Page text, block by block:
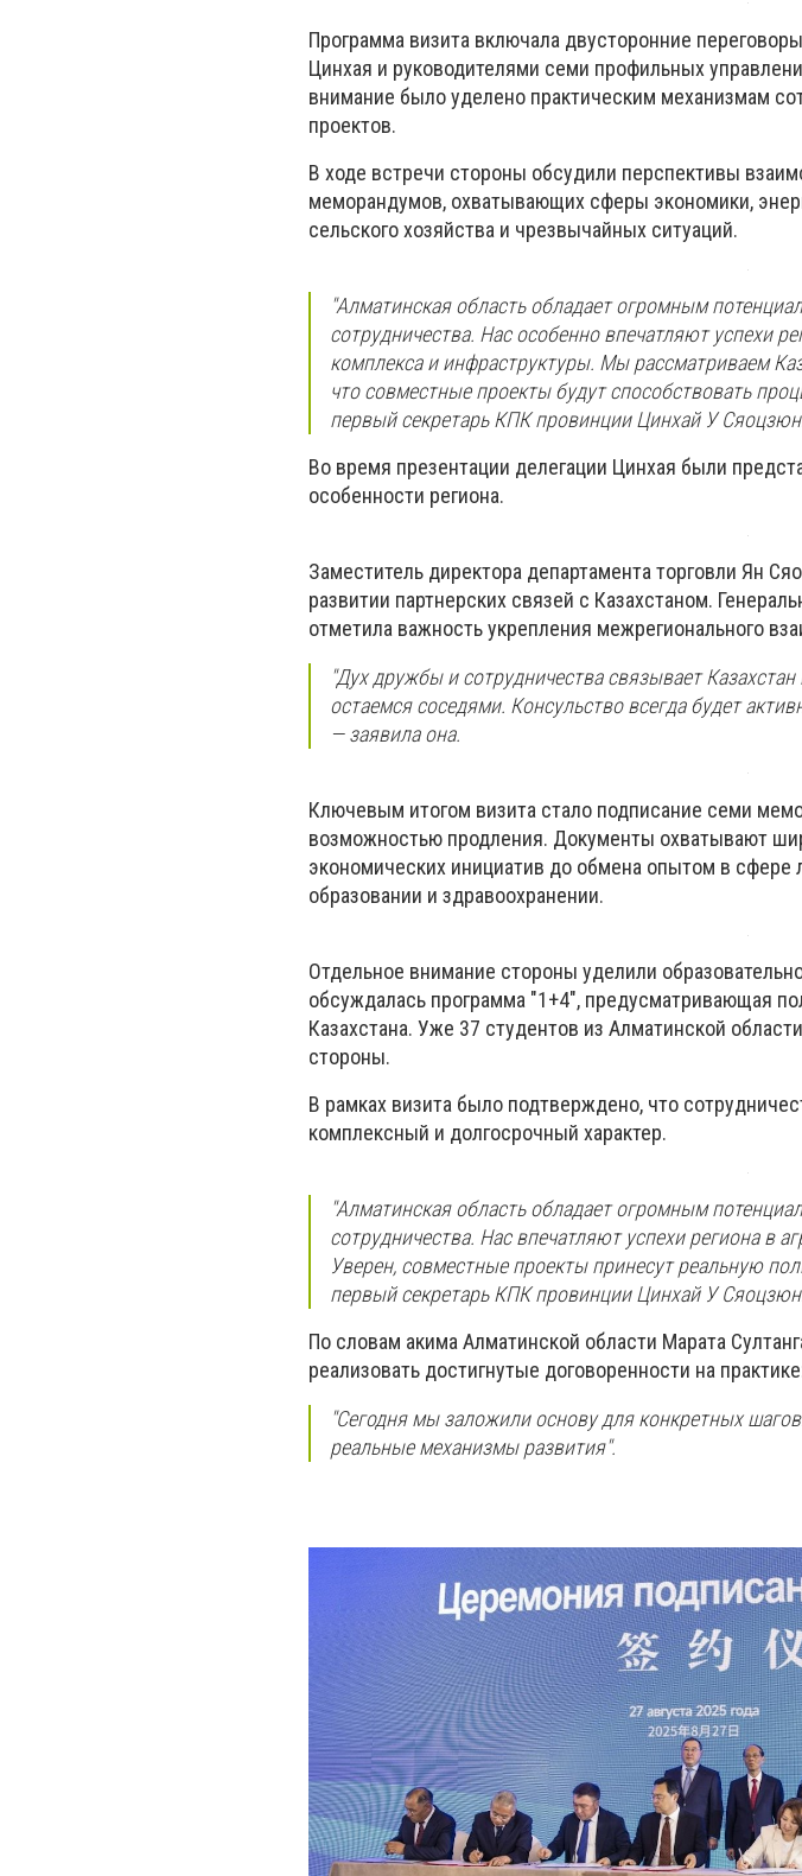
Программа визита включала двусторонние
Цинхая и руководителями семи профильных
внимание было уделено практическим механизмам
проектов.
В ходе встречи стороны обсудили перспективы
меморандумов, охватывающих сферы экономики,
сельского хозяйства и чрезвычайных ситуаций.
"Алматинская область обладает огромным
сотрудничества. Нас особенно впечатляют успехи
комплекса и инфраструктуры. Мы рассматриваем
что совместные проекты будут способствовать
первый секретарь КПК провинции Цинхай У
Во время презентации делегации Цинхая были
особенности региона.
Заместитель директора департамента торговли Ян
развитии партнерских связей с Казахстаном.
отметила важность укрепления межрегионального
"Дух дружбы и сотрудничества связывает
остаемся соседями. Консульство всегда будет
— заявила она.
Ключевым итогом визита стало подписание семи
возможностью продления. Документы охватывают
экономических инициатив до обмена опытом в сфере
образовании и здравоохранении.
Отдельное внимание стороны уделили
обсуждалась программа "1+4", предусматривающая
Казахстана. Уже 37 студентов из Алматинской
стороны.
В рамках визита было подтверждено, что
комплексный и долгосрочный характер.
"Алматинская область обладает огромным
сотрудничества. Нас впечатляют успехи региона в
Уверен, совместные проекты принесут реальную
первый секретарь КПК провинции Цинхай У
По словам акима Алматинской области Марата
реализовать достигнутые договоренности на
"Сегодня мы заложили основу для конкретных
реальные механизмы развития".